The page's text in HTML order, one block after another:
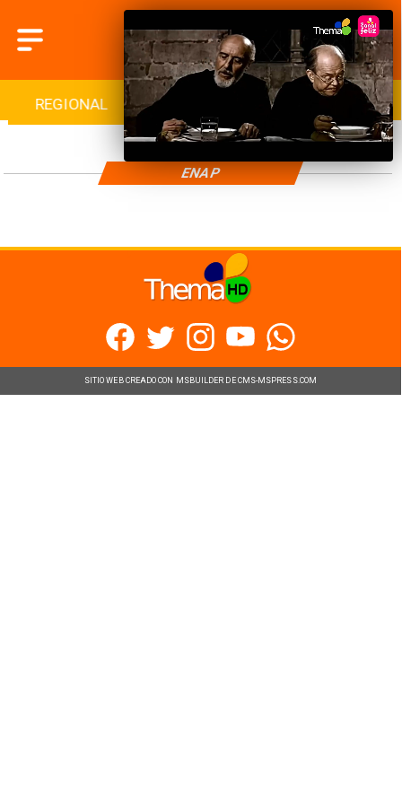
REGIONAL INTERNACIONAL
ENAP
SITIO WEB CREADO CON MSBUILDER DE CMS-MSPRESS.COM